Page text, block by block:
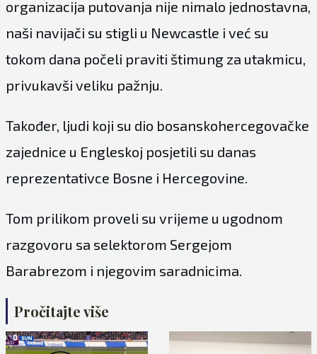
organizacija putovanja nije nimalo jednostavna,
naši navijači su stigli u Newcastle i već su
tokom dana počeli praviti štimung za utakmicu,
privukavši veliku pažnju.
Također, ljudi koji su dio bosanskohercegovačke
zajednice u Engleskoj posjetili su danas
reprezentativce Bosne i Hercegovine.
Tom prilikom proveli su vrijeme u ugodnom
razgovoru sa selektorom Sergejom
Barabrezom i njegovim saradnicima.
Pročitajte više